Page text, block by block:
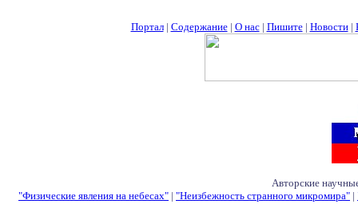
Портал| Содержание| О нас| Пишите| Новости|
Авторские
"Физические явления на небесах" | "Неизбежность странного микромира" |